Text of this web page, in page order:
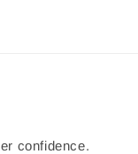
confidence.